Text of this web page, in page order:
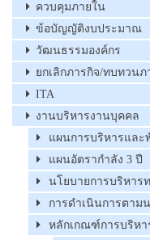
ควบคุมภายใน
ข้อบัญญัติงบประมาณ
วัฒนธรรมองค์กร
ยกเลิกภารกิจ/ทบทวนภ
ITA
งานบริหารงานบุคคล
แผนการบริหารแล
แผนอัตรากำลัง 3 ปี
นโยบายการบริหาร
การดำเนินการตาม
หลักเกณฑ์การบริห